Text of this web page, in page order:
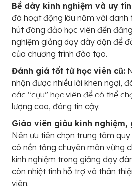
Bề dày kinh nghiệm và uy
đã hoạt động lâu năm với danh
hút đông đảo học viên đến
nghiệm giảng dạy dày dặn để
của chương trình đào tạo.
Đánh giá tốt từ học viên cũ:
nhận được nhiều lời khen ngợi,
các “cựu” học viên để có thể
lượng cao, đáng tin cậy.
Giáo viên giàu kinh nghiệm,
Nên ưu tiên chọn trung tâm
có nền tảng chuyên môn vững
kinh nghiệm trong giảng dạy
còn nhiệt tình hỗ trợ và thân
viên.